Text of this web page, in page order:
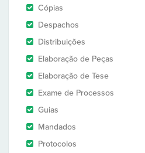
Cópias
Despachos
Distribuições
Elaboração de Peças
Elaboração de Tese
Exame de Processos
Guias
Mandados
Protocolos